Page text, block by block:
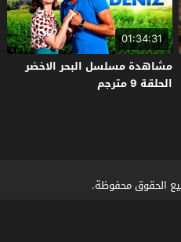
01:34:31
مشاهدة مسلسل البحر الاخضر
الحلقة 9 مترجم